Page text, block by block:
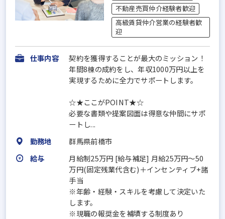
不動産売買仲介経験者歓迎
高級賃貸仲介営業の経験者歓
迎
仕事内容
契約を獲得することが最大のミッション！
年間8棟の成約をし、年収1000万円以上を
実現するために全力でサポートします。
☆★ここがPOINT★☆
必要な書類や提案図面は得意な仲間にサポ
ートし...
勤務地
群馬県前橋市
給与
月給制25万円 [給与補足] 月給25万円～50
万円(固定残業代含む)＋インセンティブ+諸
手当
※年齢・経験・スキルを考慮して決定いた
します。
※現職の報奨金を補填する制度あり